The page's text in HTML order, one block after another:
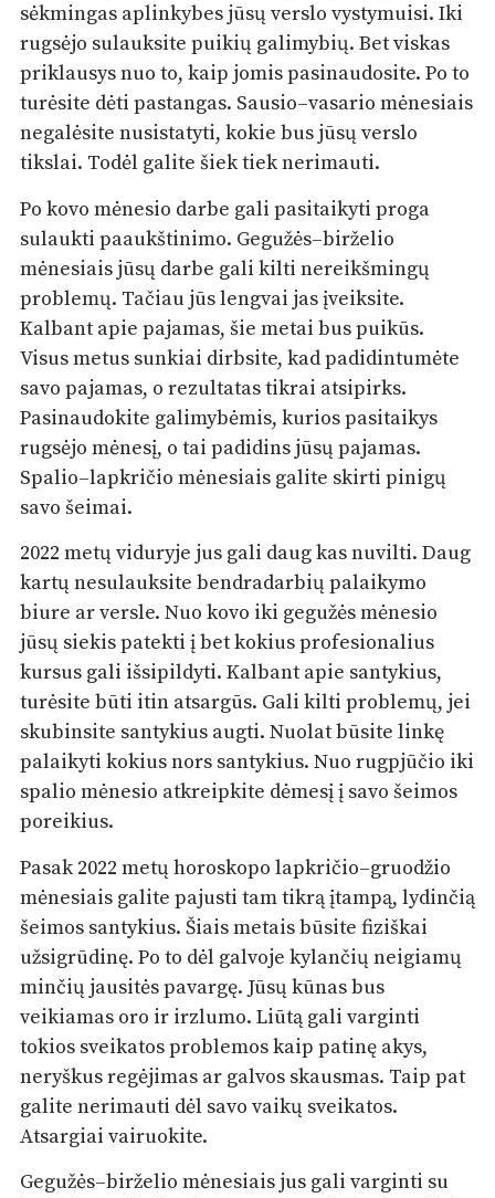
sėkmingas aplinkybes jūsų verslo vystymuisi. Iki
rugsėjo sulauksite puikių galimybių. Bet viskas
priklausys nuo to, kaip jomis pasinaudosite. Po to
turėsite dėti pastangas. Sausio–vasario mėnesiais
negalėsite nusistatyti, kokie bus jūsų verslo
tikslai. Todėl galite šiek tiek nerimauti.
Po kovo mėnesio darbe gali pasitaikyti proga
sulaukti paaukštinimo. Gegužės–birželio
mėnesiais jūsų darbe gali kilti nereikšmingų
problemų. Tačiau jūs lengvai jas įveiksite.
Kalbant apie pajamas, šie metai bus puikūs.
Visus metus sunkiai dirbsite, kad padidintumėte
savo pajamas, o rezultatas tikrai atsipirks.
Pasinaudokite galimybėmis, kurios pasitaikys
rugsėjo mėnesį, o tai padidins jūsų pajamas.
Spalio–lapkričio mėnesiais galite skirti pinigų
savo šeimai.
2022 metų viduryje jus gali daug kas nuvilti. Daug
kartų nesulauksite bendradarbių palaikymo
biure ar versle. Nuo kovo iki gegužės mėnesio
jūsų siekis patekti į bet kokius profesionalius
kursus gali išsipildyti. Kalbant apie santykius,
turėsite būti itin atsargūs. Gali kilti problemų, jei
skubinsite santykius augti. Nuolat būsite linkę
palaikyti kokius nors santykius. Nuo rugpjūčio iki
spalio mėnesio atkreipkite dėmesį į savo šeimos
poreikius.
Pasak 2022 metų horoskopo lapkričio–gruodžio
mėnesiais galite pajusti tam tikrą įtampą, lydinčią
šeimos santykius. Šiais metais būsite fiziškai
užsigrūdinę. Po to dėl galvoje kylančių neigiamų
minčių jausitės pavargę. Jūsų kūnas bus
veikiamas oro ir irzlumo. Liūtą gali varginti
tokios sveikatos problemos kaip patinę akys,
neryškus regėjimas ar galvos skausmas. Taip pat
galite nerimauti dėl savo vaikų sveikatos.
Atsargiai vairuokite.
Gegužės–birželio mėnesiais jus gali varginti su